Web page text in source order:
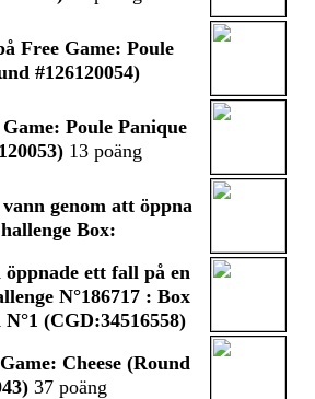
Free Game: Poule
#126120054)
Poule Panique
13 poäng
genom att öppna
Box:
ett fall på en
N°186717 : Box
(CGD:34516558)
Cheese (Round
37 poäng